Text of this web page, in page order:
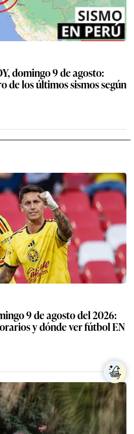
domingo 9 de agosto:
de los últimos sismos según
9 de agosto del 2026:
y dónde ver fútbol EN